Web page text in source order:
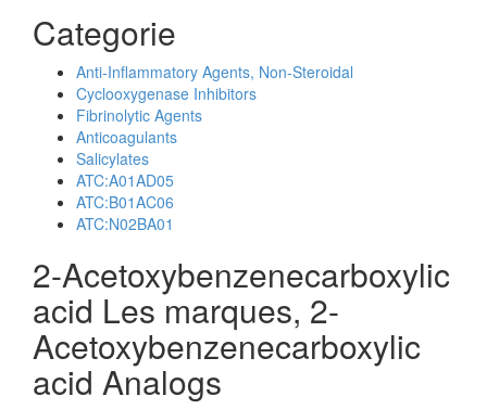
Categorie
Anti-Inflammatory Agents, Non-Steroidal
Cyclooxygenase Inhibitors
Fibrinolytic Agents
Anticoagulants
Salicylates
ATC:A01AD05
ATC:B01AC06
ATC:N02BA01
2-Acetoxybenzenecarboxylic
acid Les marques, 2-
Acetoxybenzenecarboxylic
acid Analogs